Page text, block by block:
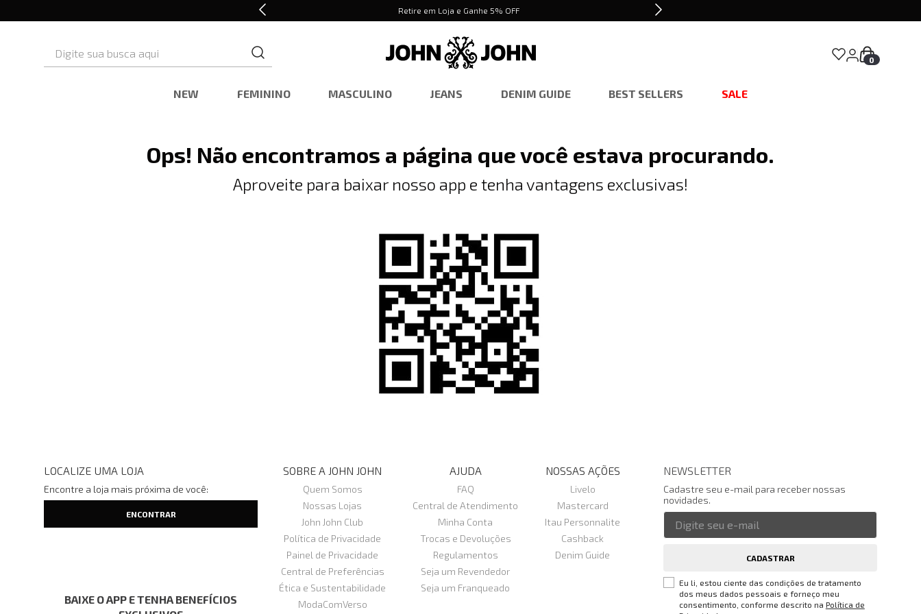
Retire em Loja e Ganhe 5% OFF
0
NEW FEMININO MASCULINO JEANS DENIM GUIDE BEST SELLERS SALE
Ops! Não encontramos a página que você estava procurando.
Aproveite para baixar nosso app e tenha vantagens exclusivas!
LOCALIZE UMA LOJA
Encontre a loja mais próxima de você:
BAIXE O APP E TENHA BENEFÍCIOS
SOBRE A JOHN JOHN
Quem Somos
Nossas Lojas
John John Club
Política de Privacidade
Painel de Privacidade
Central de Preferências
Ética e Sustentabilidade
ModaComVerso
AJUDA
FAQ
Central de Atendimento
Minha Conta
Trocas e Devoluções
Regulamentos
Seja um Revendedor
Seja um Franqueado
NOSSAS AÇÕES
Livelo
Mastercard
Itau Personnalite
Cashback
Denim Guide
NEWSLETTER
Cadastre seu e-mail para receber nossas
novidades.
CADASTRAR
Eu li, estou ciente das condições de tratamento
dos meus dados pessoais e forneço meu
consentimento, conforme descrito na Política de